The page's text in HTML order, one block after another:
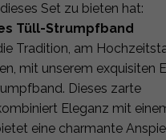
Set zu bieten hat:
Tüll-Strumpfband
Tradition, am
mit unserem exquisiten
Dieses zarte
Eleganz mit
eine charmante